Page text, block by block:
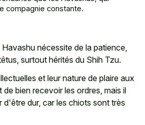
compagnie constante.
nécessite de la patience,
surtout hérités du Shih Tzu.
et leur nature de plaire aux
de bien recevoir les ordres, mais il
d'être dur, car les chiots sont très